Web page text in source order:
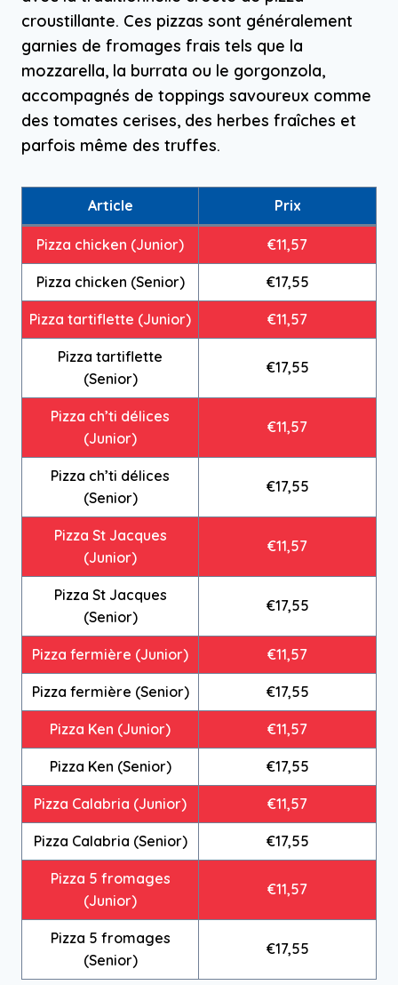
croustillante. Ces pizzas sont généralement
garnies de fromages frais tels que la
mozzarella, la burrata ou le gorgonzola,
accompagnés de toppings savoureux comme
des tomates cerises, des herbes fraîches et
parfois même des truffes.
Article Prix
Pizza chicken (Junior) €11,57
Pizza chicken (Senior) €17,55
Pizza tartiflette (Junior) €11,57
Pizza tartiflette
(Senior)
€17,55
Pizza ch’ti délices
(Junior)
€11,57
Pizza ch’ti délices
(Senior)
€17,55
Pizza St Jacques
(Junior)
€11,57
Pizza St Jacques
(Senior)
€17,55
Pizza fermière (Junior) €11,57
Pizza fermière (Senior) €17,55
Pizza Ken (Junior) €11,57
Pizza Ken (Senior) €17,55
Pizza Calabria (Junior) €11,57
Pizza Calabria (Senior) €17,55
Pizza 5 fromages
(Junior)
€11,57
Pizza 5 fromages
(Senior)
€17,55